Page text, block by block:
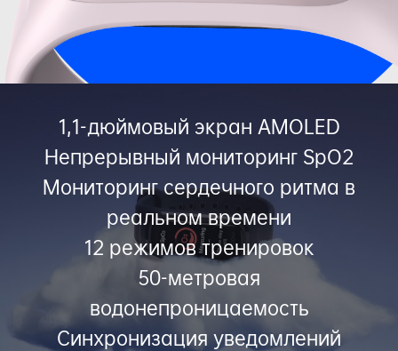
1,1-дюймовый экран AMOLED
Непрерывный мониторинг SpO2
Мониторинг сердечного ритма в
реальном времени
12 режимов тренировок
50-метровая
водонепроницаемость
Синхронизация уведомлений